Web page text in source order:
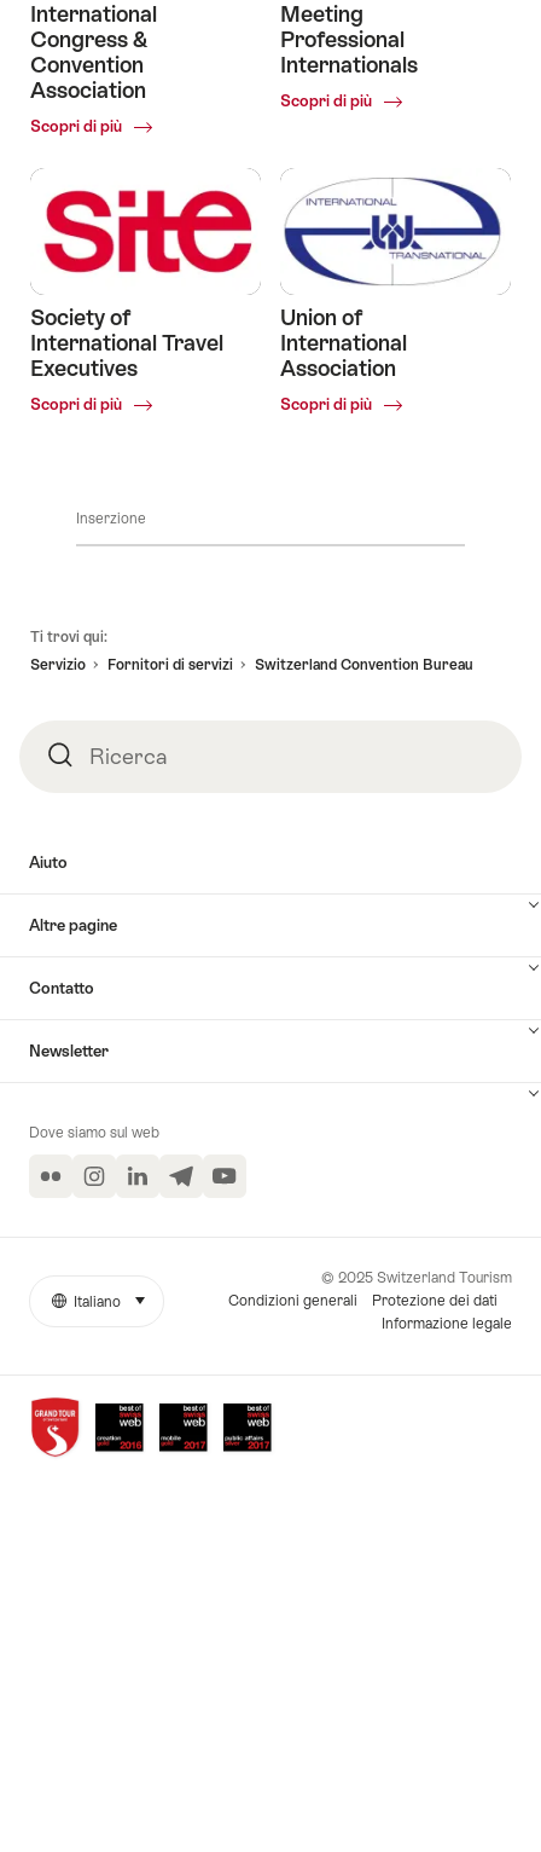
International
Congress &
Convention
Association
Scopri di più
Common.Of
&
Convention
Association
Meeting
Professional
Internationals
Scopri di più
Common.Of
Society of
International Travel
Executives
Scopri di più
Common.Of
Executives
Union of
International
Association
Scopri di più
Common.Of
Inserzione
Ti trovi qui:
Servizio
Fornitori di servizi Switzerland Convention Bureau
RicercaRicerca
Aiuto
Altre pagine
Contatto
Newsletter
Dove siamo sul web
Flickr InstagramLinkedInTelegramYouTube
Awards
More
© 2025 Switzerland Tourism
Condizioni generali
Protezione dei dati
Informazione legale
Lingua
Italiano seleziona (clicca per visualizzare)